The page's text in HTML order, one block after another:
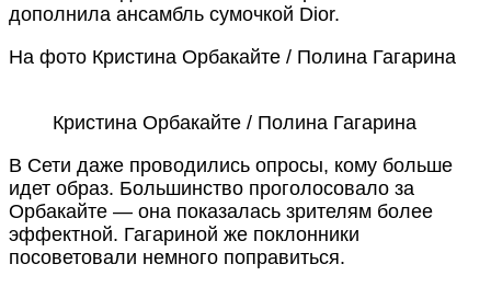
дополнила ансамбль сумочкой Dior.
На фото Кристина Орбакайте / Полина Гагарина
Кристина Орбакайте / Полина Гагарина
В Сети даже проводились опросы, кому больше
идет образ. Большинство проголосовало за
Орбакайте — она показалась зрителям более
эффектной. Гагариной же поклонники
посоветовали немного поправиться.